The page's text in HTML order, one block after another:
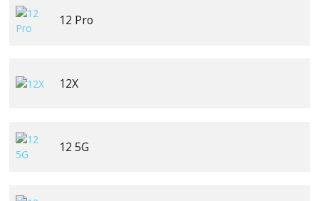
12 Pro
12X
12 5G